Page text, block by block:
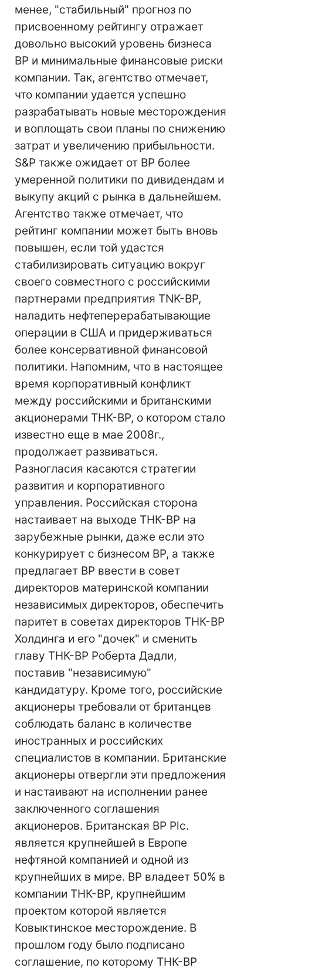
менее, "стабильный" прогноз по
присвоенному рейтингу отражает
довольно высокий уровень бизнеса
BP и минимальные финансовые риски
компании. Так, агентство отмечает,
что компании удается успешно
разрабатывать новые месторождения
и воплощать свои планы по снижению
затрат и увеличению прибыльности.
S&P также ожидает от BP более
умеренной политики по дивидендам и
выкупу акций с рынка в дальнейшем.
Агентство также отмечает, что
рейтинг компании может быть вновь
повышен, если той удастся
стабилизировать ситуацию вокруг
своего совместного с российскими
партнерами предприятия TNK-BP,
наладить нефтеперерабатывающие
операции в США и придерживаться
более консервативной финансовой
политики. Напомним, что в настоящее
время корпоративный конфликт
между российскими и британскими
акционерами ТНК-ВР, о котором стало
известно еще в мае 2008г.,
продолжает развиваться.
Разногласия касаются стратегии
развития и корпоративного
управления. Российская сторона
настаивает на выходе ТНК-BP на
зарубежные рынки, даже если это
конкурирует с бизнесом BP, а также
предлагает ВР ввести в совет
директоров материнской компании
независимых директоров, обеспечить
паритет в советах директоров ТНК-ВР
Холдинга и его "дочек" и сменить
главу ТНК-ВР Роберта Дадли,
поставив "независимую"
кандидатуру. Кроме того, российские
акционеры требовали от британцев
соблюдать баланс в количестве
иностранных и российских
специалистов в компании. Британские
акционеры отвергли эти предложения
и настаивают на исполнении ранее
заключенного соглашения
акционеров. Британская BP Plc.
является крупнейшей в Европе
нефтяной компанией и одной из
крупнейших в мире. BP владеет 50% в
компании ТНК-BP, крупнейшим
проектом которой является
Ковыктинское месторождение. В
прошлом году было подписано
соглашение, по которому ТНК-ВР